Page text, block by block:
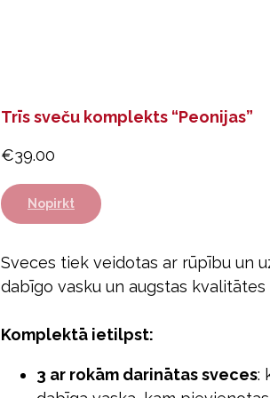
Trīs sveču komplekts “Peonijas”
€39.00
Nopirkt
Sveces tiek veidotas ar rūpību un
dabīgo vasku un augstas kvalitātes
Komplektā ietilpst:
3 ar rokām darinātas sveces: